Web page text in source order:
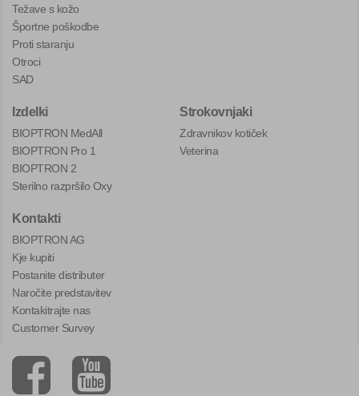
Težave s kožo
Športne poškodbe
Proti staranju
Otroci
SAD
Izdelki
BIOPTRON MedAll
BIOPTRON Pro 1
BIOPTRON 2
Sterilno razpršilo Oxy
Strokovnjaki
Zdravnikov kotiček
Veterina
Kontakti
BIOPTRON AG
Kje kupiti
Postanite distributer
Naročite predstavitev
Kontakitrajte nas
Customer Survey